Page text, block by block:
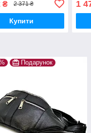
₴ 2 371 ₴
Купити
1
Подарунок